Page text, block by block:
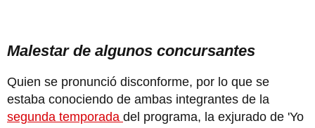
Malestar de algunos concursantes
Quien se pronunció disconforme, por lo que se
estaba conociendo de ambas integrantes de la
segunda temporada del programa, la exjurado de 'Yo